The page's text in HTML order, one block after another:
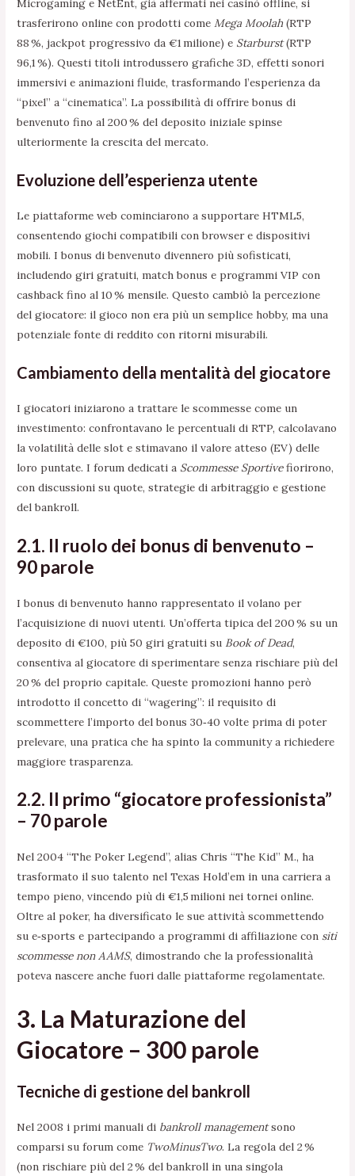
Microgaming e NetEnt, già affermati nei casinò offline, si
trasferirono online con prodotti comeMega Moolah (RTP
88 %, jackpot progressivo da €1 milione) e Starburst(RTP
96,1 %). Questi titoli introdussero grafiche 3D, effetti sonori
immersivi e animazioni fluide, trasformando l’esperienza da
“pixel” a “cinematica”. La possibilità di offrire bonus di
benvenuto fino al 200 % del deposito iniziale spinse
ulteriormente la crescita del mercato.
Evoluzione dell’esperienza utente
Le piattaforme web cominciarono a supportare HTML5,
consentendo giochi compatibili con browser e dispositivi
mobili. I bonus di benvenuto divennero più sofisticati,
includendo giri gratuiti, match bonus e programmi VIP con
cashback fino al 10 % mensile. Questo cambiò la percezione
del giocatore: il gioco non era più un semplice hobby, ma una
potenziale fonte di reddito con ritorni misurabili.
Cambiamento della mentalità del giocatore
I giocatori iniziarono a trattare le scommesse come un
investimento: confrontavano le percentuali di RTP, calcolavano
la volatilità delle slot e stimavano il valore atteso (EV) delle
loro puntate. I forum dedicati a Scommesse Sportivefiorirono,
con discussioni su quote, strategie di arbitraggio e gestione
del bankroll.
2.1. Il ruolo dei bonus di benvenuto –
90 parole
I bonus di benvenuto hanno rappresentato il volano per
l’acquisizione di nuovi utenti. Un’offerta tipica del 200 % su un
deposito di €100, più 50 giri gratuiti su Book of Dead,
consentiva al giocatore di sperimentare senza rischiare più del
20 % del proprio capitale. Queste promozioni hanno però
introdotto il concetto di “wagering”: il requisito di
scommettere l’importo del bonus 30‑40 volte prima di poter
prelevare, una pratica che ha spinto la community a richiedere
maggiore trasparenza.
2.2. Il primo “giocatore professionista”
– 70 parole
Nel 2004 “The Poker Legend”, alias Chris “The Kid” M., ha
trasformato il suo talento nel Texas Hold’em in una carriera a
tempo pieno, vincendo più di €1,5 milioni nei tornei online.
Oltre al poker, ha diversificato le sue attività scommettendo
su e‑sports e partecipando a programmi di affiliazione con siti
scommesse non AAMS, dimostrando che la professionalità
poteva nascere anche fuori dalle piattaforme regolamentate.
3. La Maturazione del
Giocatore – 300 parole
Tecniche di gestione del bankroll
Nel 2008 i primi manuali di bankroll managementsono
comparsi su forum come TwoMinusTwo. La regola del 2 %
(non rischiare più del 2 % del bankroll in una singola